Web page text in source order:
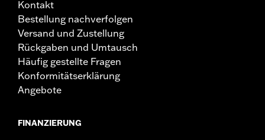
Kontakt
Bestellung nachverfolgen
Versand und Zustellung
Rückgaben und Umtausch
Häufig gestellte Fragen
Konformitätserklärung
Angebote
FINANZIERUNG